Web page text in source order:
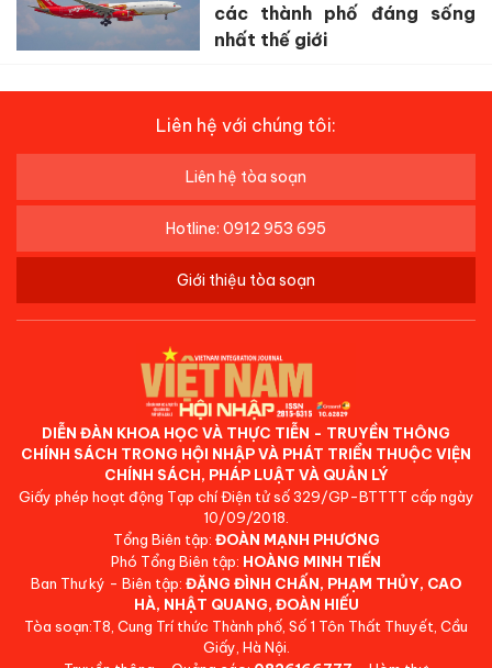
các thành phố đáng sống
nhất thế giới
Liên hệ với chúng tôi:
Liên hệ tòa soạn
Hotline: 0912 953 695
Giới thiệu tòa soạn
DIỄN ĐÀN KHOA HỌC VÀ THỰC TIỄN - TRUYỀN THÔNG
CHÍNH SÁCH TRONG HỘI NHẬP VÀ PHÁT TRIỂN THUỘC VIỆN
CHÍNH SÁCH, PHÁP LUẬT VÀ QUẢN LÝ
Giấy phép hoạt động Tạp chí Điện tử số 329/GP-BTTTT cấp ngày
10/09/2018.
Tổng Biên tập: ĐOÀN MẠNH PHƯƠNG
Phó Tổng Biên tập: HOÀNG MINH TIẾN
Ban Thư ký - Biên tập: ĐẶNG ĐÌNH CHẤN, PHẠM THỦY, CAO
HÀ, NHẬT QUANG, ĐOÀN HIẾU
Tòa soạn:T8, Cung Trí thức Thành phố, Số 1 Tôn Thất Thuyết, Cầu
Giấy, Hà Nội.